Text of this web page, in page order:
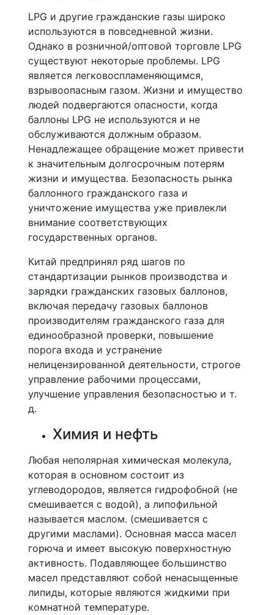
LPG и другие гражданские газы широко
используются в повседневной жизни.
Однако в розничной/оптовой торговле LPG
существуют некоторые проблемы. LPG
является легковоспламеняющимся,
взрывоопасным газом. Жизни и имущество
людей подвергаются опасности, когда
баллоны LPG не используются и не
обслуживаются должным образом.
Ненадлежащее обращение может привести
к значительным долгосрочным потерям
жизни и имущества. Безопасность рынка
баллонного гражданского газа и
уничтожение имущества уже привлекли
внимание соответствующих
государственных органов.
Китай предпринял ряд шагов по
стандартизации рынков производства и
зарядки гражданских газовых баллонов,
включая передачу газовых баллонов
производителям гражданского газа для
единообразной проверки, повышение
порога входа и устранение
нелицензированной деятельности, строгое
управление рабочими процессами,
улучшение управления безопасностью и т.
д.
Химия и нефть
Любая неполярная химическая молекула,
которая в основном состоит из
углеводородов, является гидрофобной (не
смешивается с водой), а липофильной
называется маслом. (смешивается с
другими маслами). Основная масса масел
горюча и имеет высокую поверхностную
активность. Подавляющее большинство
масел представляют собой ненасыщенные
липиды, которые являются жидкими при
комнатной температуре.